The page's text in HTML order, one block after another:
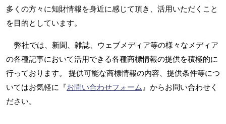
多くの方々に知財情報を身近に感じて頂き、活用いただくこと
を目的としています。
弊社では、新聞、雑誌、ウェブメディア等の様々なメディア
の各種記事において活用できる各種商標情報の提供を積極的に
行っております。 提供可能な商標情報の内容、提供条件等につ
いてはお気軽に『お問い合わせフォーム』からお問い合わせく
ださい。